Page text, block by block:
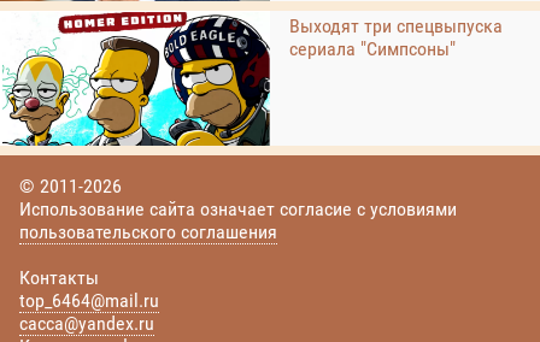
Выходят три спецвыпуска
сериала "Симпсоны"
© 2011-2026
Использование сайта означает согласие с условиями
пользовательского соглашения
Контакты
top_6464@mail.ru
cacca@yandex.ru